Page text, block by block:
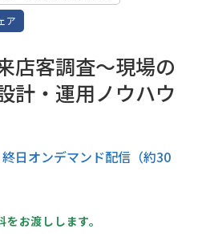
ア
店客調査～現場の
計・運用ノウハウ
日オンデマンド配信（約30
お渡しします。